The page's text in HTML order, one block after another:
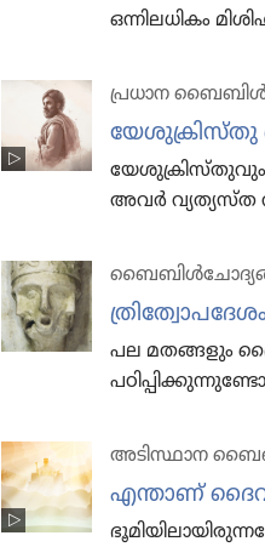
ഒന്നില​ധി​കം
പ്രധാന
അവർ വ്യത്യസ്‌ത
പല മതങ്ങളും
അടിസ്ഥാന
എന്താണ്‌